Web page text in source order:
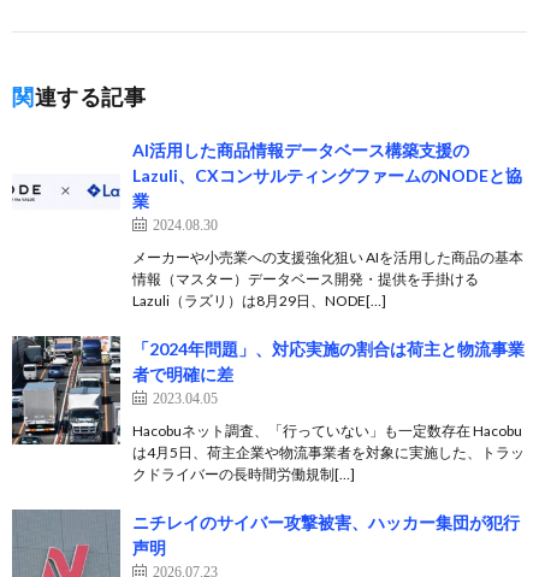
関連する記事
AI活用した商品情報データベース構築支援の
Lazuli、CXコンサルティングファームのNODEと協
業
2024.08.30
メーカーや小売業への支援強化狙い AIを活用した商品の基本
情報（マスター）データベース開発・提供を手掛ける
Lazuli（ラズリ）は8月29日、NODE[…]
「2024年問題」、対応実施の割合は荷主と物流事業
者で明確に差
2023.04.05
Hacobuネット調査、「行っていない」も一定数存在 Hacobu
は4月5日、荷主企業や物流事業者を対象に実施した、トラッ
クドライバーの長時間労働規制[…]
ニチレイのサイバー攻撃被害、ハッカー集団が犯行
声明
2026.07.23